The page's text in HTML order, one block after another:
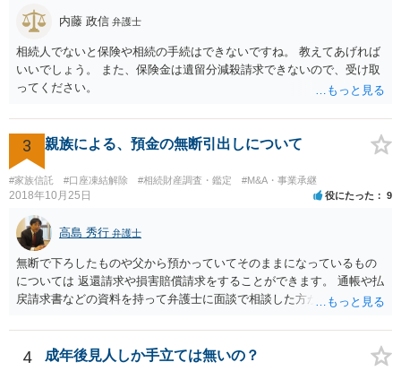
おく方が宜しいかと思います。 緊急という訳ではないかと思います
目に弁護士を入れられることを御検討頂くと良いかと思います。
内藤 政信 弁護士
相続人でないと保険や相続の手続はできないですね。 教えてあげれば
いいでしょう。 また、保険金は遺留分減殺請求できないので、受け取
ってください。
3 親族による、預金の無断引出しについて
#家族信託 #口座凍結解除 #相続財産調査・鑑定 #M&A・事業承継
2018年10月25日 役にたった 9
高島 秀行 弁護士
無断で下ろしたものや父から預かっていてそのままになっているもの
については 返還請求や損害賠償請求をすることができます。 通帳や払
戻請求書などの資料を持って弁護士に面談で相談した方がよいと思い
4 成年後見人しか手立ては無いの？